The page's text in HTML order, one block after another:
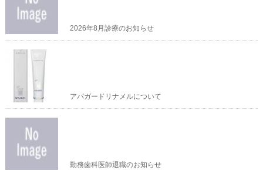
2026年8月診療のお知らせ
アパガードリナメルについて
勤務歯科医師退職のお知らせ